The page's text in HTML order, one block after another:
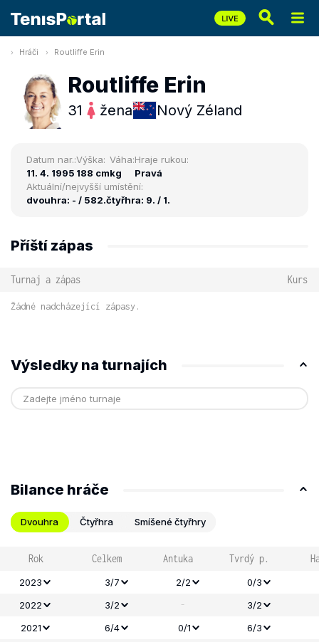
Hráči Routliffe Erin
Routliffe Erin
31 žena Nový Zéland
Datum nar.:
11. 4. 1995
Výška:
188 cm
Váha:
kg
Hraje rukou:
Pravá
Aktuální/nejvyšší umístění:
dvouhra: - / 582.čtyřhra: 9. / 1.
Příští zápas
Turnaj a zápas Kurs
Žádné nadcházející zápasy.
Výsledky na turnajích
Bilance hráče
Dvouhra Čtyřhra Smíšené čtyřhry
Rok Celkem Antuka Tvrdý p.
2023 3/7 2/2
0/3
2022
3/2 -
3/2
2021
6/4 0/1
6/3